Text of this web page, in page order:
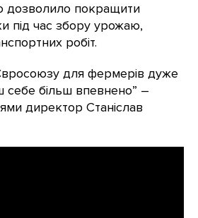
дозволило покращити
під час збору урожаю,
робіт.
для фермерів дуже
себе більш впевнено” –
директор Станіслав